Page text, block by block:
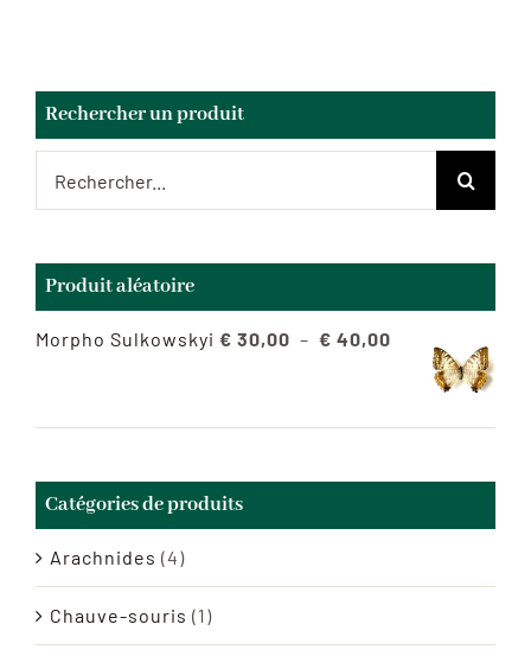
Rechercher un produit
Produit aléatoire
Morpho Sulkowskyi € 30,00 – € 40,00
Catégories de produits
Arachnides (4)
Chauve-souris (1)